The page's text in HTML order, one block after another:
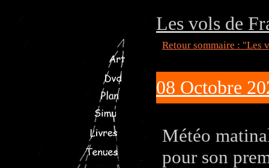
Les vols de
Retour sommaire : "Les
08 Octobre
Météo
pour son